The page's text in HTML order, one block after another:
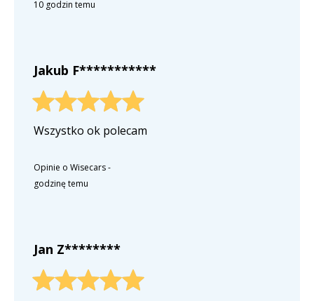
10 godzin temu
Jakub F***********
Wszystko ok polecam
Opinie o Wisecars-
godzinę temu
Jan Z********